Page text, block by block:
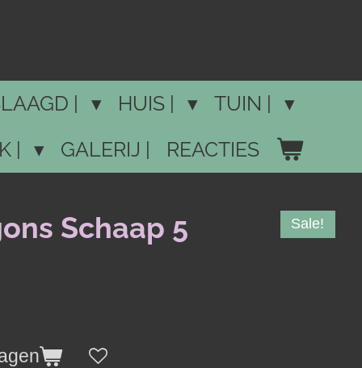
| HUIS |
TUIN |
| GALERIJ | REACTIES
Schaap 5 Sale!